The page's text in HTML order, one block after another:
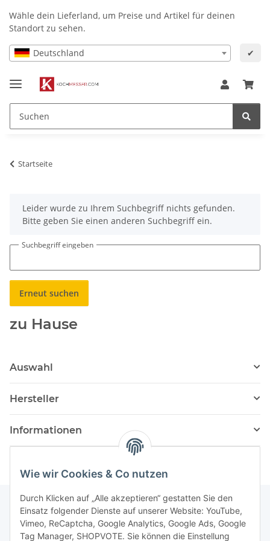
Wie wir Cookies & Co nutzen
Durch Klicken auf „Alle akzeptieren“ gestatten Sie den
Einsatz folgender Dienste auf unserer Website: YouTube,
Vimeo, ReCaptcha, Google Analytics, Google Ads, Google
Tag Manager, SHOPVOTE. Sie können die Einstellung
Wähle dein Lieferland, um Preise und Artikel für deinen
Standort zu sehen.
Deutschland ✔
Startseite
xLeider wurde zu Ihrem Suchbegriff nichts gefunden.
Bitte geben Sie einen anderen Suchbegriff ein.
Suchbegriff eingeben
Erneut suchen
zu Hause
Auswahl
Hersteller
Informationen
Newsletter Abonnieren